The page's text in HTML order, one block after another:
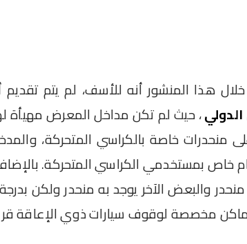
هذا المنشور أنه للأسف، لم يتم
، حيث لم تكن مداخل المعرض مهيأة
منحدرات خاصة بالكراسي المتحركة،
خاص بمستخدمي الكراسي المتحركة.
والبعض الآخر يوجد به منحدر ولكن
مخصصة لوقوف سيارات ذوي الإعاقة